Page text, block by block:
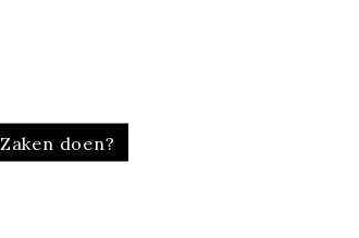
Zaken doen?